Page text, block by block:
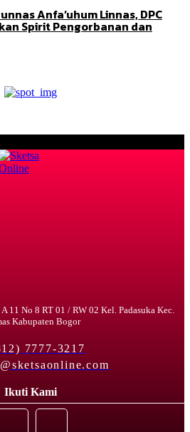
Anfa’uhum Linnas, DPC
Spirit Pengorbanan dan
11 No 8 RT 01 / RW 02 Kel. Padasuka Kec.
Kabupaten Bogor
7777-3217
Ikuti Kami